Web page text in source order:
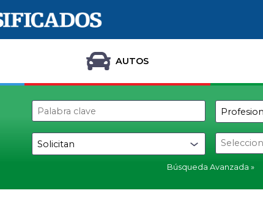
AUTOS
Búsqueda Avanzada